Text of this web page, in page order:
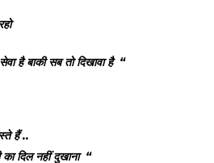
है बाकी सब तो दिखावा है “
हैं ..
का दिल नहीं दुखाना “